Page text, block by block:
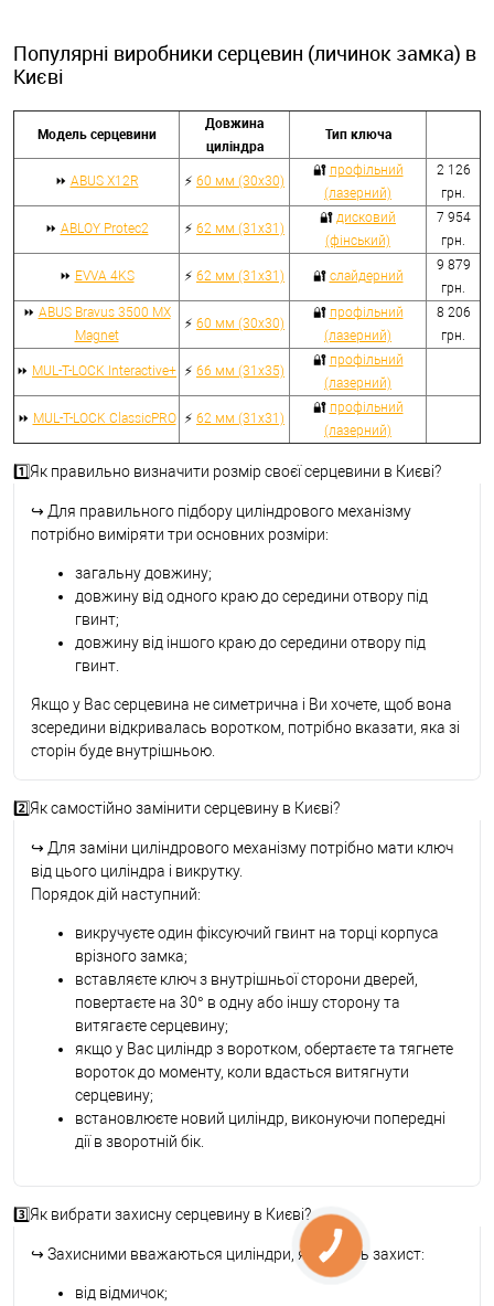
Популярні виробники серцевин (личинок замка) в
Києві
Модель серцевини
Довжина
циліндра
Тип ключа
⏩ ABUS X12R ⚡ 60 мм (30x30)
🔐 профільний
(лазерний)
2 126
грн.
⏩ ABLOY Protec2 ⚡ 62 мм (31x31)
🔐 дисковий
(фінський)
7 954
грн.
⏩ EVVA 4KS ⚡ 62 мм (31x31) 🔐 слайдерний
9 879
грн.
⏩ ABUS Bravus 3500 MX
Magnet
⚡ 60 мм (30x30)
🔐 профільний
(лазерний)
8 206
грн.
⏩ MUL-T-LOCK Interactive+ ⚡ 66 мм (31x35)
🔐 профільний
(лазерний)
⏩ MUL-T-LOCK ClassicPRO ⚡ 62 мм (31x31)
🔐 профільний
(лазерний)
1️⃣Як правильно визначити розмір своєї серцевини в Києві?
↪ Для правильного підбору циліндрового механізму
потрібно виміряти три основних розміри:
загальну довжину;
довжину від одного краю до середини отвору під
гвинт;
довжину від іншого краю до середини отвору під
гвинт.
Якщо у Вас серцевина не симетрична і Ви хочете, щоб вона
зсередини відкривалась воротком, потрібно вказати, яка зі
сторін буде внутрішньою.
2️⃣Як самостійно замінити серцевину в Києві?
↪ Для заміни циліндрового механізму потрібно мати ключ
від цього циліндра і викрутку.
Порядок дій наступний:
викручуєте один фіксуючий гвинт на торці корпуса
врізного замка;
вставляєте ключ з внутрішньої сторони дверей,
повертаєте на 30° в одну або іншу сторону та
витягаєте серцевину;
якщо у Вас циліндр з воротком, обертаєте та тягнете
вороток до моменту, коли вдасться витягнути
серцевину;
встановлюєте новий циліндр, виконуючи попередні
дії в зворотній бік.
3️⃣Як вибрати захисну серцевину в Києві?
↪ Захисними вважаються циліндри, які мають захист:
від відмичок;